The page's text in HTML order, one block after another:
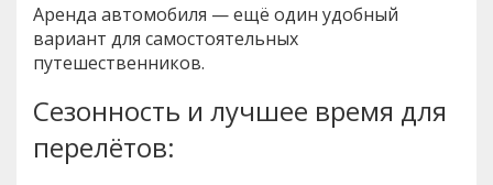
Аренда автомобиля — ещё один удобный
вариант для самостоятельных
путешественников.
Сезонность и лучшее время для
перелётов: